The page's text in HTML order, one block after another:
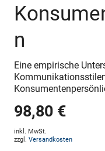
n
Eine empirische
98,80 €
inkl. MwSt.
zzgl. Versandkosten